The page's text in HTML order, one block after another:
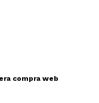
compra web